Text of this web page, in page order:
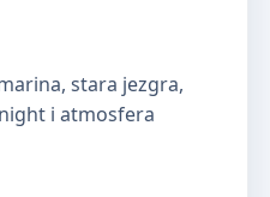
stara jezgra,
i atmosfera